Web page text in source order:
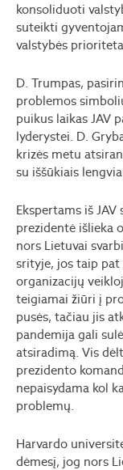
konsoliduoti
suteikti
valstybės
D. Trumpas,
problemos
puikus laikas JAV
lyderystei. D.
krizės metu
su iššūkiais
Ekspertams iš
prezidentė išlieka
nors Lietuvai
srityje, jos taip
organizacijų
teigiamai žiūri į
pusės, tačiau jis
pandemija gali
atsiradimą. Vis
prezidento
nepaisydama kol
problemų.
Harvardo
dėmesį, jog nors